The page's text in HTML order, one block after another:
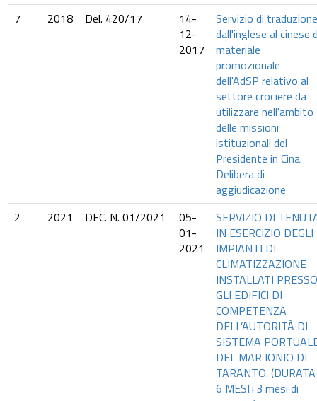
7
2018 Del. 420/17
14-
12-
2017
Servizio di traduzione
dall'inglese al cinese
materiale
promozionale
dell'AdSP relativo al
settore crociere da
utilizzare nell'ambito
delle missioni
istituzionali del
Presidente in Cina.
Delibera di
aggiudicazione
2
2021 DEC. N. 01/2021
05-
01-
2021
SERVIZIO DI
IN ESERCIZIO DEGLI
IMPIANTI DI
CLIMATIZZAZIONE
INSTALLATI PRESSO
GLI EDIFICI DI
COMPETENZA
DELL’AUTORITÀ DI
SISTEMA
DEL MAR IONIO DI
TARANTO. (DURATA
6 MESI+3 mesi di